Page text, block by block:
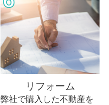
リフォーム
弊社で購入した不動産を